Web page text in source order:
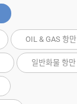
OIL & GAS 항만
일반화물 항만